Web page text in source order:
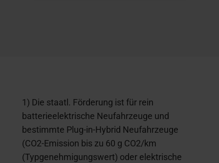
1) Die staatl. Förderung ist für rein
batterieelektrische Neufahrzeuge und
bestimmte Plug-in-Hybrid Neufahrzeuge
(CO2-Emission bis zu 60 g CO2/km
(Typgenehmigungswert) oder elektrische